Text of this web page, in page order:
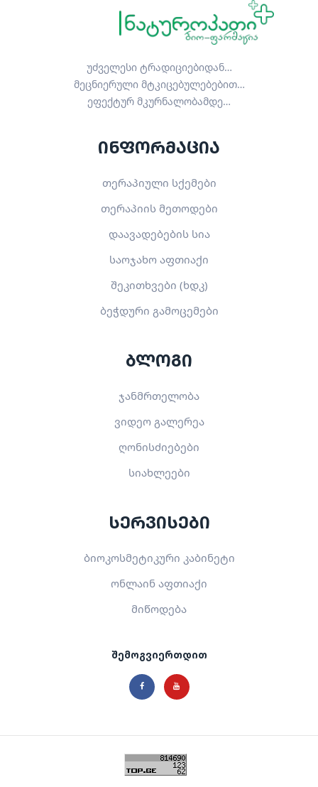
უძველესი ტრადიციებიდან…
მეცნიერული მტკიცებულებებით…
ეფექტურ მკურნალობამდე…
ინფორმაცია
თერაპიული სქემები
თერაპიის მეთოდები
დაავადებების სია
საოჯახო აფთიაქი
შეკითხვები (ხდკ)
ბეჭდური გამოცემები
ბლოგი
ჯანმრთელობა
ვიდეო გალერეა
ღონისძიებები
სიახლეები
სერვისები
ბიოკოსმეტიკური კაბინეტი
ონლაინ აფთიაქი
მიწოდება
შემოგვიერთდით